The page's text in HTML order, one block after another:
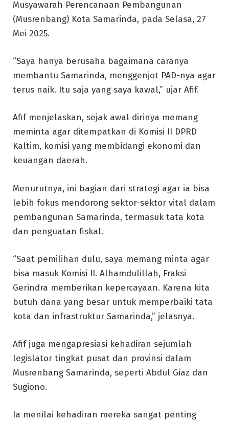
Musyawarah Perencanaan Pembangunan
(Musrenbang) Kota Samarinda, pada Selasa, 27
Mei 2025.
“Saya hanya berusaha bagaimana caranya
membantu Samarinda, menggenjot PAD-nya agar
terus naik. Itu saja yang saya kawal,” ujar Afif.
Afif menjelaskan, sejak awal dirinya memang
meminta agar ditempatkan di Komisi II DPRD
Kaltim, komisi yang membidangi ekonomi dan
keuangan daerah.
Menurutnya, ini bagian dari strategi agar ia bisa
lebih fokus mendorong sektor-sektor vital dalam
pembangunan Samarinda, termasuk tata kota
dan penguatan fiskal.
“Saat pemilihan dulu, saya memang minta agar
bisa masuk Komisi II. Alhamdulillah, Fraksi
Gerindra memberikan kepercayaan. Karena kita
butuh dana yang besar untuk memperbaiki tata
kota dan infrastruktur Samarinda,” jelasnya.
Afif juga mengapresiasi kehadiran sejumlah
legislator tingkat pusat dan provinsi dalam
Musrenbang Samarinda, seperti Abdul Giaz dan
Sugiono.
Ia menilai kehadiran mereka sangat penting